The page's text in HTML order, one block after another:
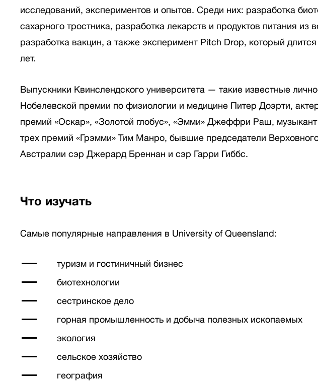
исследований, экспериментов и опытов. Среди них: разработка
сахарного тростника, разработка лекарств и продуктов питания из
разработка вакцин, а также эксперимент Pitch Drop, который
лет.
Выпускники Квинслендского университета — такие известные
Нобелевской премии по физиологии и медицине Питер Доэрти,
премий «Оскар», «Золотой глобус», «Эмми» Джеффри Раш, музыкант
трех премий «Грэмми» Тим Манро, бывшие председатели
Австралии сэр Джерард Бреннан и сэр Гарри Гиббс.
Что изучать
Самые популярные направления в University of Queensland:
туризм и гостиничный бизнес
биотехнологии
сестринское дело
горная промышленность и добыча полезных ископаемых
экология
сельское хозяйство
география